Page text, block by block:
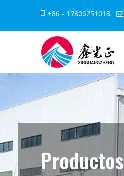
 +86 - 17806251018 
Productos